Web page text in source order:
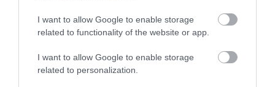
I want to allow Google to enable storage
related to functionality of the website or app.
I want to allow Google to enable storage
related to personalization.